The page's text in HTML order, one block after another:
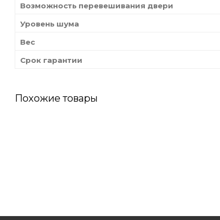
Возможность перевешивания двери
Уровень шума
Вес
Срок гарантии
Похожие товары